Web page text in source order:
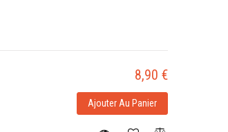
8,90 €
Ajouter Au Panier